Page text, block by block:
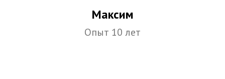
Максим
Опыт 10 лет